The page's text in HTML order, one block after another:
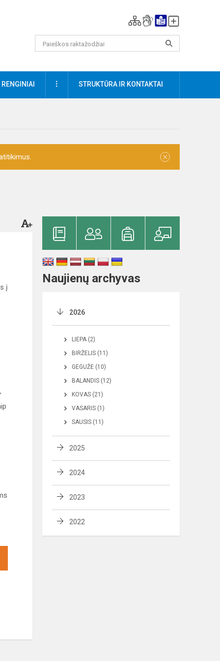
RENGINIAI DAUGIAUSTRUKTŪRA IR KONTAKTAI
×
į
Naujienų archyvas
2026
LIEPA (2)
BIRŽELIS (11)
GEGUŽĖ (10)
BALANDIS (12)
KOVAS (21)
VASARIS (1)
SAUSIS (11)
2025
2024
2023
2022